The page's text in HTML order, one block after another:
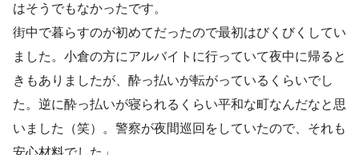
はそうでもなかったです。
街中で暮らすのが初めてだったので最初はびくびくしてい
ました。小倉の方にアルバイトに行っていて夜中に帰ると
きもありましたが、酔っ払いが転がっているくらいでし
た。逆に酔っ払いが寝られるくらい平和な町なんだなと思
いました（笑）。警察が夜間巡回をしていたので、それも
安心材料でした」